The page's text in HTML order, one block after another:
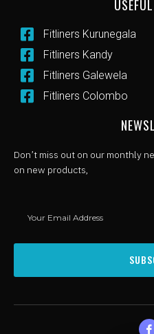
Fitliners Kurunegala
Fitliners Kandy
Fitliners Galewela
Fitliners Colombo
Don’t miss out on our monthly
on new products,